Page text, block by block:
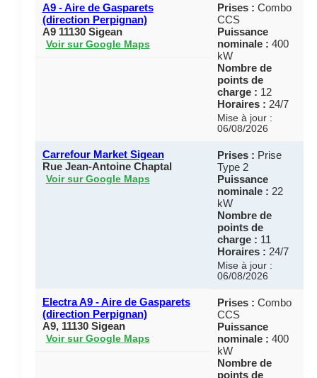
A9 - Aire de Gasparets
(direction Perpignan)
A9 11130 Sigean
Voir sur Google Maps
Prises : Combo
CCS
Puissance
nominale : 400
kW
Nombre de
points de
charge : 12
Horaires : 24/7
Mise à jour :
06/08/2026
Carrefour Market Sigean
Rue Jean-Antoine Chaptal
Voir sur Google Maps
Prises : Prise
Type 2
Puissance
nominale : 22
kW
Nombre de
points de
charge : 11
Horaires : 24/7
Mise à jour :
06/08/2026
Electra A9 - Aire de Gasparets
(direction Perpignan)
A9, 11130 Sigean
Voir sur Google Maps
Prises : Combo
CCS
Puissance
nominale : 400
kW
Nombre de
points de